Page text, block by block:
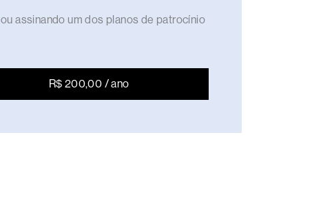
ou assinando um dos planos de patrocínio
R$ 200,00 / ano